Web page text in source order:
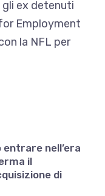
ex detenuti
Employment
la NFL per
entrare nell’era
il
di